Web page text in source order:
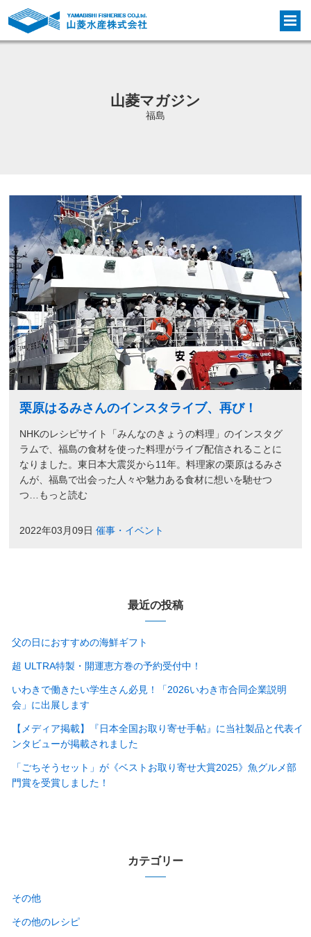
山菱マガジン
福島
栗原はるみさんのインスタライブ、再び！
NHKのレシピサイト「みんなのきょうの料理」のインスタグ
ラムで、福島の食材を使った料理がライブ配信されることに
なりました。東日本大震災から11年。料理家の栗原はるみさ
んが、福島で出会った人々や魅力ある食材に想いを馳せつ
つ…もっと読む
2022年03月09日催事・イベント
最近の投稿
父の日におすすめの海鮮ギフト
超 ULTRA特製・開運恵方巻の予約受付中！
いわきで働きたい学生さん必見！「2026いわき市合同企業説明
会」に出展します
【メディア掲載】『日本全国お取り寄せ手帖』に当社製品と代表イ
ンタビューが掲載されました
「ごちそうセット」が《ベストお取り寄せ大賞2025》魚グルメ部
門賞を受賞しました！
カテゴリー
その他
その他のレシピ